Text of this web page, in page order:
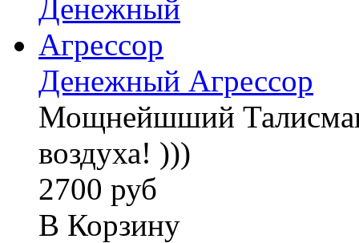
Денежный Агрессор
Мощнейшший
воздуха! )))
2700 руб
В Корзину